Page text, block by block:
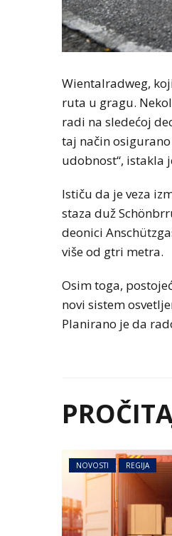
Wientalradweg,
ruta u gragu.
radi na sledećoj
taj način
udobnost“, istakla
Ističu da je veza
staza duž
deonici
više od gtri metra.
Osim toga,
novi sistem
Planirano je da
NOVOSTI REGIJA